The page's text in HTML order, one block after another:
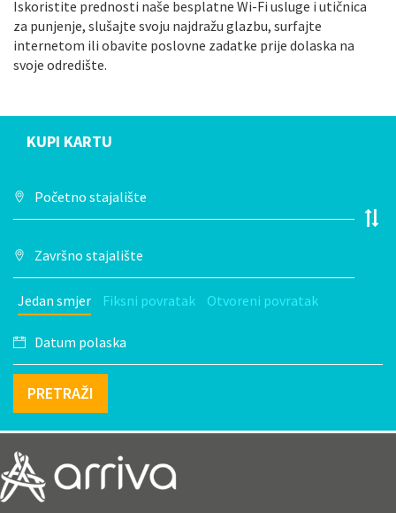
Iskoristite prednosti naše besplatne Wi-Fi usluge i utičnica
za punjenje, slušajte svoju najdražu glazbu, surfajte
internetom ili obavite poslovne zadatke prije dolaska na
svoje odredište.
KUPI KARTU
Jedan smjer Fiksni povratak Otvoreni povratak
PRETRAŽI